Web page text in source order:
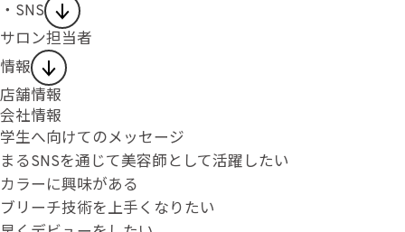
・SNS
サロン担当者
情報
店舗情報
会社情報
学生へ向けてのメッセージ
まるSNSを通じて美容師として活躍したい
カラーに興味がある
ブリーチ技術を上手くなりたい